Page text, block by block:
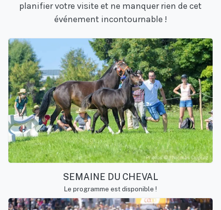
planifier votre visite et ne manquer rien de cet
événement incontournable !
SEMAINE DU CHEVAL
Le programme est disponible !